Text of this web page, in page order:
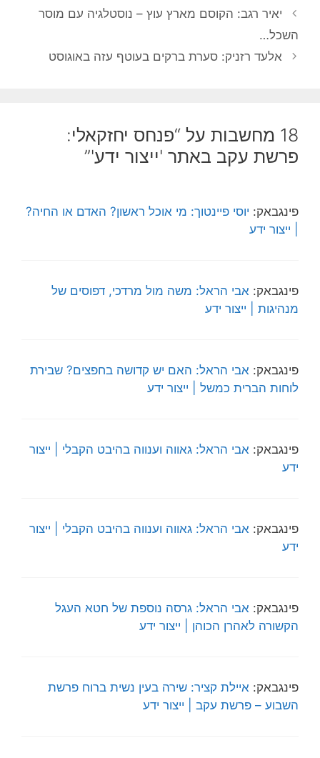
יאיר רגב: הקוסם מארץ עוץ – נוסטלגיה עם מוסר
השכל…
אלעד רזניק: סערת ברקים בעוטף עזה באוגוסט
18 מחשבות על “פנחס יחזקאלי:
פרשת עקב באתר 'ייצור ידע'”
פינגבאק: יוסי פיינטוך: מי אוכל ראשון? האדם או החיה?
| ייצור ידע
פינגבאק: אבי הראל: משה מול מרדכי, דפוסים של
מנהיגות | ייצור ידע
פינגבאק: אבי הראל: האם יש קדושה בחפצים? שבירת
לוחות הברית כמשל | ייצור ידע
פינגבאק: אבי הראל: גאווה וענווה בהיבט הקבלי | ייצור
ידע
פינגבאק: אבי הראל: גאווה וענווה בהיבט הקבלי | ייצור
ידע
פינגבאק: אבי הראל: גרסה נוספת של חטא העגל
הקשורה לאהרן הכוהן | ייצור ידע
פינגבאק: איילת קציר: שירה בעין נשית ברוח פרשת
השבוע – פרשת עקב | ייצור ידע